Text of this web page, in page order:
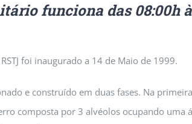
funciona das 08:00h
foi inaugurado a 14 de Maio de 1999.
e construído em duas fases. Na
composta por 3 alvéolos ocupando uma